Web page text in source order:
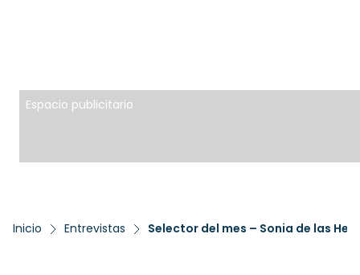
Espacio publicitario
Inicio Entrevistas Selector del mes – Sonia de las